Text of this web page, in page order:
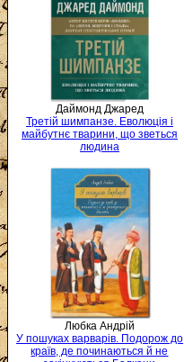
Даймонд Джаред
Третій шимпанзе. Еволюція і
майбутнє тварини, що зветься
людина
Любка Андрій
У пошуках варварів. Подорож до
країв, де починаються й не